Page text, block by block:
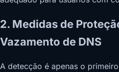
2. Medidas de
Vazamento de DNS
A detecção é apenas o